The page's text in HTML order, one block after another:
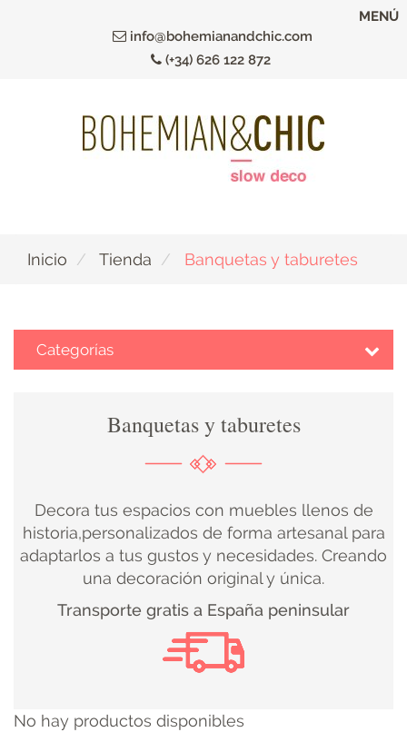
info@bohemianandchic.com
(+34) 626 122 872
MENÚ
Inicio Tienda Banquetas y taburetes
Categorías
DECORACIÓN
DECOBODAS
RECUPERADO
Banquetas y taburetes
Decora tus espacios con muebles llenos de
historia,personalizados de forma artesanal para
adaptarlos a tus gustos y necesidades. Creando
una decoración original y única.
Transporte gratis a España peninsular
No hay productos disponibles